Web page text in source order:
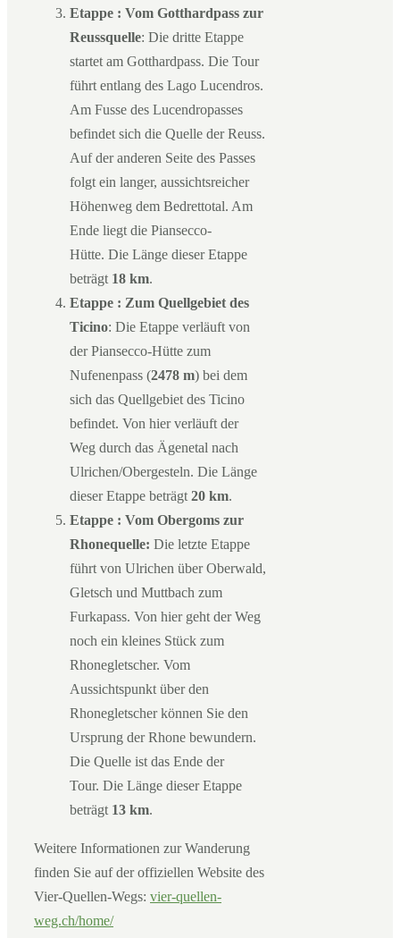
Etappe : Vom Gotthardpass zur
Reussquelle: Die dritte Etappe
startet am Gotthardpass. Die Tour
führt entlang des Lago Lucendros.
Am Fusse des Lucendropasses
befindet sich die Quelle der Reuss.
Auf der anderen Seite des Passes
folgt ein langer, aussichtsreicher
Höhenweg dem Bedrettotal. Am
Ende liegt die Piansecco-
Hütte. Die Länge dieser Etappe
beträgt 18 km.
Etappe : Zum Quellgebiet des
Ticino: Die Etappe verläuft von
der Piansecco-Hütte zum
Nufenenpass (2478 m) bei dem
sich das Quellgebiet des Ticino
befindet. Von hier verläuft der
Weg durch das Ägenetal nach
Ulrichen/Obergesteln. Die Länge
dieser Etappe beträgt20 km.
Etappe : Vom Obergoms zur
Rhonequelle: Die letzte Etappe
führt von Ulrichen über Oberwald,
Gletsch und Muttbach zum
Furkapass. Von hier geht der Weg
noch ein kleines Stück zum
Rhonegletscher. Vom
Aussichtspunkt über den
Rhonegletscher können Sie den
Ursprung der Rhone bewundern.
Die Quelle ist das Ende der
Tour. Die Länge dieser Etappe
beträgt 13 km.
Weitere Informationen zur Wanderung
finden Sie auf der offiziellen Website des
Vier-Quellen-Wegs: vier-quellen-
weg.ch/home/